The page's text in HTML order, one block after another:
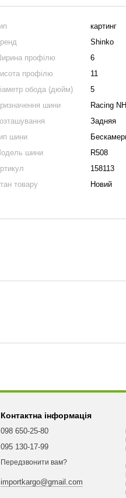
картинг
Shinko
профілю
6
профілю
11
обода (дюйм)
5
шини
Racing
Задняя
шини
шини
R508
158113
товару
Новий
Контактна інформація
098 650-25-80
095 130-17-99
Передзвонити вам?
importkargo@gmail.com